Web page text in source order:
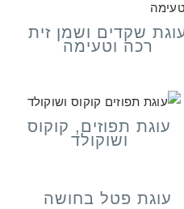
שקדים ושמן זית
רכה וטעימה
עוגת תפוזים, קוקוס
ושוקולד
עוגת פטל בחושה